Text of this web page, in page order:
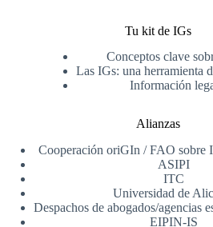
Tu kit de IGs
Conceptos clave
Las IGs: una herramienta
Información
Alianzas
Cooperación oriGIn / FAO sobre
ASIPI
ITC
Universidad de
Despachos de abogados/agencias
EIPIN-IS